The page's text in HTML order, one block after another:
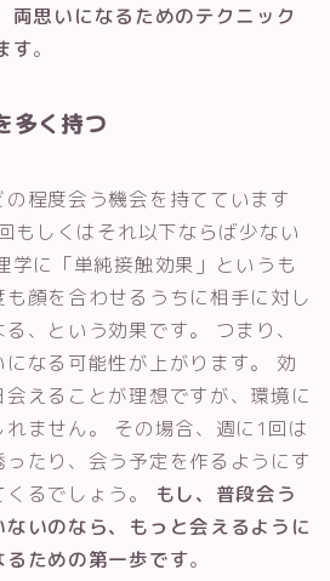
両思いになるためのテクニック
す。
多く持つ
程度会う機会を持てています
もしくはそれ以下ならば少ない
学に「単純接触効果」というも
顔を合わせるうちに相手に対し
、という効果です。 つまり、
なる可能性が上がります。 効
えることが理想ですが、環境に
ません。 その場合、週に1回は
たり、会う予定を作るようにす
るでしょう。
もし、普段会う
いのなら、もっと会えるように
ための第一歩です。